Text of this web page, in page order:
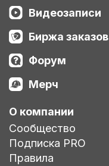
Видеозаписи
Биржа заказов
Форум
Мерч
О компании
Сообщество
Подписка PRO
Правила